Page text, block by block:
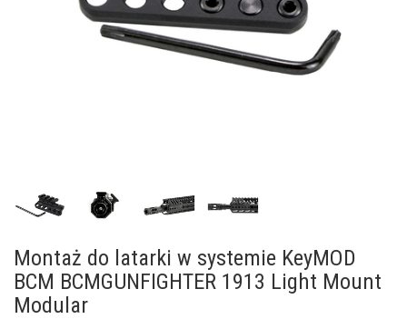
Montaż do latarki w systemie KeyMOD
BCM BCMGUNFIGHTER 1913 Light Mount
Modular